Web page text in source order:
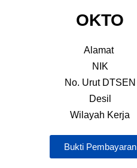
OKTO
Alamat
NIK
No. Urut DTSEN
Desil
Wilayah Kerja
Bukti Pembayaran